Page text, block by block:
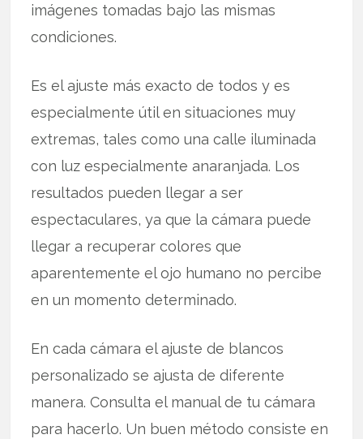
imágenes tomadas bajo las mismas
condiciones.
Es el ajuste más exacto de todos y es
especialmente útil en situaciones muy
extremas, tales como una calle iluminada
con luz especialmente anaranjada. Los
resultados pueden llegar a ser
espectaculares, ya que la cámara puede
llegar a recuperar colores que
aparentemente el ojo humano no percibe
en un momento determinado.
En cada cámara el ajuste de blancos
personalizado se ajusta de diferente
manera. Consulta el manual de tu cámara
para hacerlo. Un buen método consiste en